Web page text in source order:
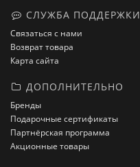
СЛУЖБА ПОДДЕРЖКИ
Связаться с нами
Возврат товара
Карта сайта
ДОПОЛНИТЕЛЬНО
Бренды
Подарочные сертификаты
Партнёрская программа
Акционные товары